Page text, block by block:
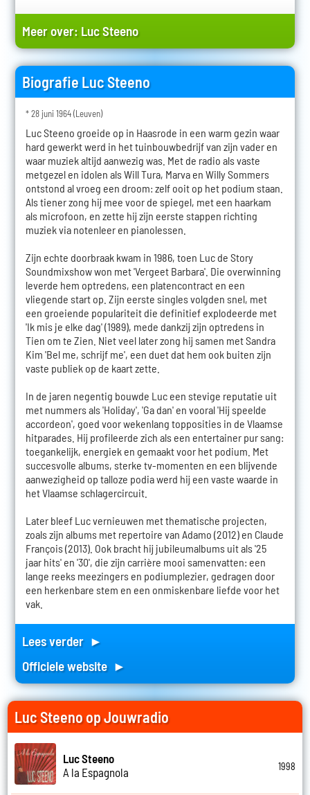
Meer over: Luc Steeno
Biografie Luc Steeno
* 28 juni 1964 (Leuven)
Luc Steeno groeide op in Haasrode in een warm gezin waar
hard gewerkt werd in het tuinbouwbedrijf van zijn vader en
waar muziek altijd aanwezig was. Met de radio als vaste
metgezel en idolen als Will Tura, Marva en Willy Sommers
ontstond al vroeg een droom: zelf ooit op het podium staan.
Als tiener zong hij mee voor de spiegel, met een haarkam
als microfoon, en zette hij zijn eerste stappen richting
muziek via notenleer en pianolessen.
Zijn echte doorbraak kwam in 1986, toen Luc de Story
Soundmixshow won met 'Vergeet Barbara'. Die overwinning
leverde hem optredens, een platencontract en een
vliegende start op. Zijn eerste singles volgden snel, met
een groeiende populariteit die definitief explodeerde met
'Ik mis je elke dag' (1989), mede dankzij zijn optredens in
Tien om te Zien. Niet veel later zong hij samen met Sandra
Kim 'Bel me, schrijf me', een duet dat hem ook buiten zijn
vaste publiek op de kaart zette.
In de jaren negentig bouwde Luc een stevige reputatie uit
met nummers als 'Holiday', 'Ga dan' en vooral 'Hij speelde
accordeon', goed voor wekenlang topposities in de Vlaamse
hitparades. Hij profileerde zich als een entertainer pur sang:
toegankelijk, energiek en gemaakt voor het podium. Met
succesvolle albums, sterke tv-momenten en een blijvende
aanwezigheid op talloze podia werd hij een vaste waarde in
het Vlaamse schlagercircuit.
Later bleef Luc vernieuwen met thematische projecten,
zoals zijn albums met repertoire van Adamo (2012) en Claude
François (2013). Ook bracht hij jubileumalbums uit als '25
jaar hits' en '30', die zijn carrière mooi samenvatten: een
lange reeks meezingers en podiumplezier, gedragen door
een herkenbare stem en een onmiskenbare liefde voor het
vak.
Lees verder ►
Officiele website ►
Luc Steeno op Jouwradio
Luc Steeno
A la Espagnola
1998